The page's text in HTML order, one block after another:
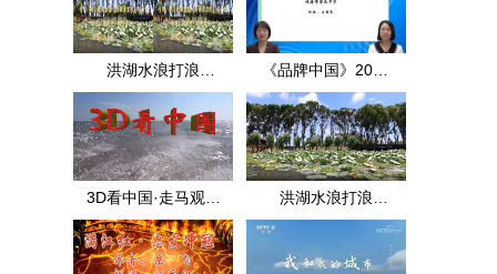
洪湖水浪打浪
·3D·MTV·王玉珍·洪
湖实景
《品牌中国》2021
年中考数学试题分
析（上）
3D看中国·走马观花
看洪湖·2D
洪湖水浪打浪
·2D·MTV·王玉珍·洪
湖实景